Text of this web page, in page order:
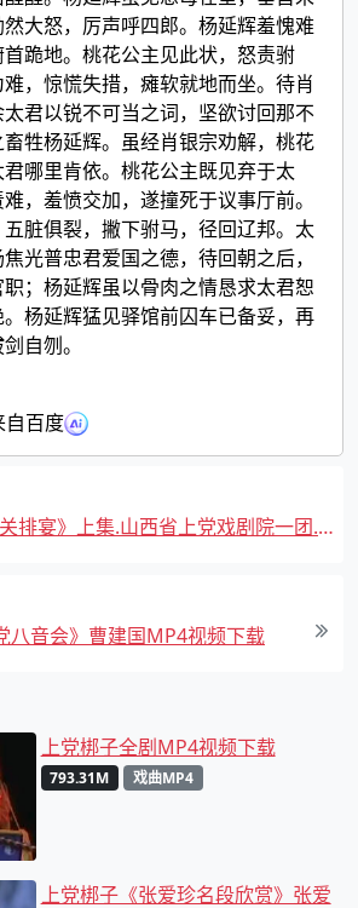
大怒，厉声呼四郎。杨延辉羞愧难
跪地。桃花公主见此状，怒责驸
，惊慌失措，瘫软就地而坐。待肖
君以锐不可当之词，坚欲讨回那不
牲杨延辉。虽经肖银宗劝解，桃花
哪里肯依。桃花公主既见弃于太
，羞愤交加，遂撞死于议事厅前。
脏俱裂，撇下驸马，径回辽邦。太
光普忠君爱国之德，待回朝之后，
；杨延辉虽以骨肉之情恳求太君恕
杨延辉猛见驿馆前囚车已备妥，再
自刎。
百度
上党梆子《 三关排宴》上集.山西省上党戏剧院一团.齐素珍 张保平.MP4视频下载
八音会》曹建国MP4视频下载
上党梆子全剧MP4视频下载
793.31M 戏曲MP4
上党梆子《张爱珍名段欣赏》张爱